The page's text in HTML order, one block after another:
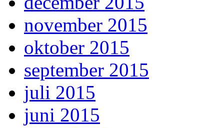
november 2015
oktober 2015
september 2015
juli 2015
juni 2015